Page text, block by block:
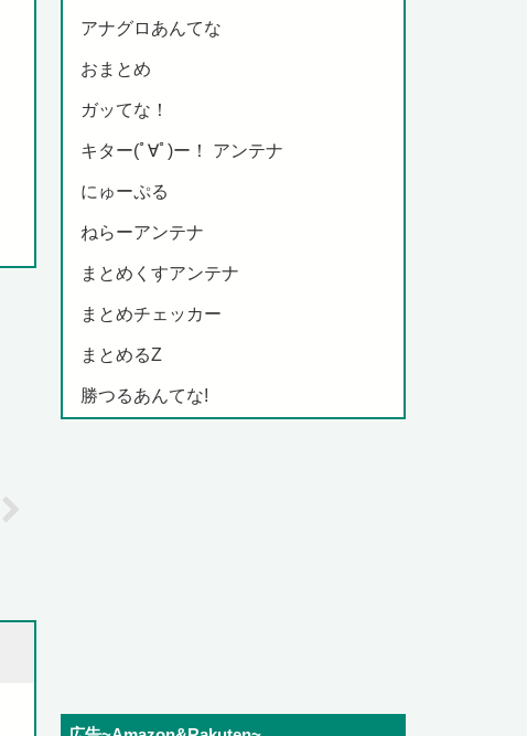
アナグロあんてな
おまとめ
ガッてな！
キター(ﾟ∀ﾟ)ー！ アンテナ
にゅーぷる
ねらーアンテナ
まとめくすアンテナ
まとめチェッカー
まとめるZ
勝つるあんてな!